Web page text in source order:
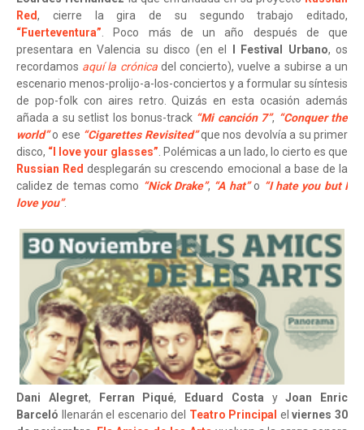
Red, cierre la gira de su segundo trabajo editado,
“Fuerteventura”. Poco más de un año después de que
presentara en Valencia su disco (en el
I Festival Urbano, os
recordamos aquí la crónicadel concierto), vuelve a subirse a un
escenario menos-prolijo-a-los-conciertos y a formular su síntesis
de pop-folk con aires retro. Quizás en esta ocasión además
añada a su setlist los bonus-track “Mi canción 7”, “Conquer the
world”o ese “Cigarettes Revisited”que nos devolvía a su primer
disco, “I love your glasses”. Polémicas a un lado, lo cierto es que
Russian Red desplegarán su crescendo emocional a base de la
calidez de temas como “Nick Drake”, “A hat”o “I hate you but I
love you”.
Dani Alegret, Ferran Piqué, Eduard Costa yJoan Enric
Barceló llenarán el escenario del Teatro Principal elviernes 30